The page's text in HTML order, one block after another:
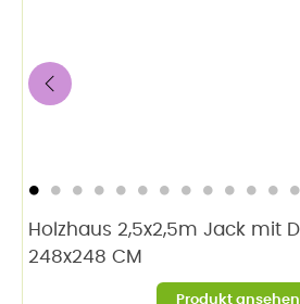
Holzhaus 2,5x2,5m Jack mit
248x248 CM